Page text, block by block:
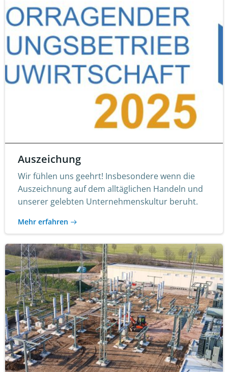
Auszeichung
Wir fühlen uns geehrt! Insbesondere wenn die
Auszeichnung auf dem alltäglichen Handeln und
unserer gelebten Unternehmenskultur beruht.
Mehr erfahren